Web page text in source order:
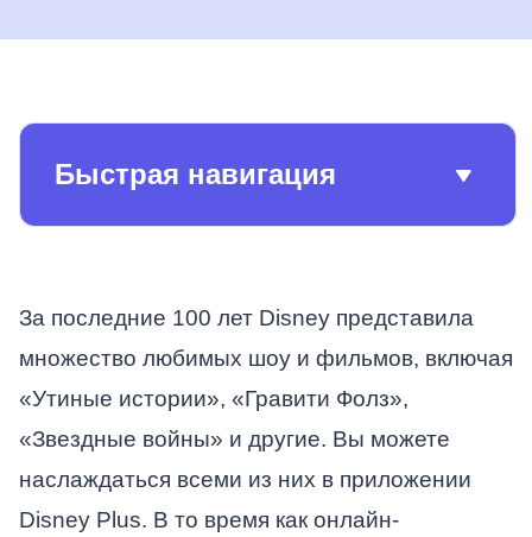
Быстрая навигация
За последние 100 лет Disney представила
множество любимых шоу и фильмов, включая
«Утиные истории», «Гравити Фолз»,
«Звездные войны» и другие. Вы можете
наслаждаться всеми из них в приложении
Disney Plus. В то время как онлайн-